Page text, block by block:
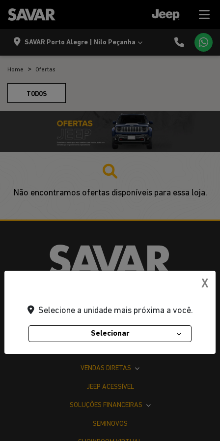
SAVAR Porto Alegre | Nilo Peçanha
Home Ofertas
TODOS
Não encontramos ofertas disponíveis para essa loja.
CNPJ: 11.159.101/0001-26
VENDAS DIRETAS
JEEP ACESSÍVEL
SOLUÇÕES FINANCEIRAS
SEMINOVOS
X
Selecione a unidade mais próxima a você.
Selecionar